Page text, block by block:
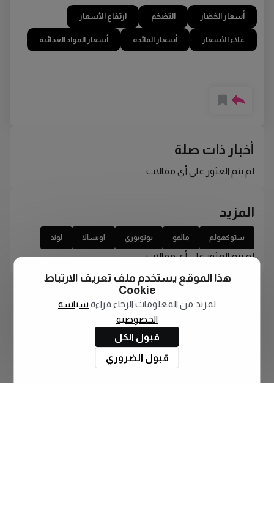
أسعار الخضار التضخم ارتفاع الأسعار
غلاء الأسعار أسعار الفائدة أسعار المواد الغذائية
أخبار ذات صلة
لم يتم العثور على أي مقالات
المزيد
ستوكهولم مالمو يوتوبوري اوبسالا لوند
لم يتم العثور على أي مقالات
هذا الموقع يستخدم ملف تعريف الارتباط
Cookie
لمزيد من المعلومات الرجاء قراءة سياسة
الخصوصية
قبول الكل
قبول الضروري